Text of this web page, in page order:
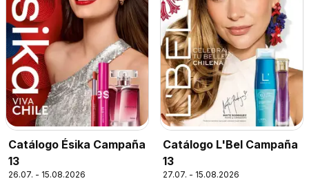
Catálogo Ésika Campaña
13
26.07. - 15.08.2026
Catálogo L'Bel Campaña
13
27.07. - 15.08.2026